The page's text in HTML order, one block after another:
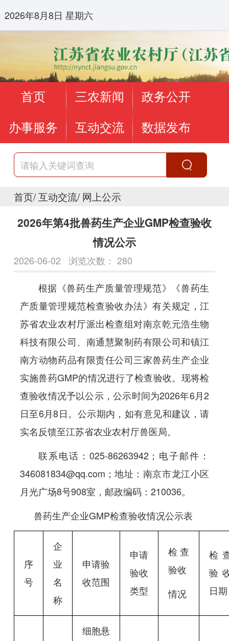
2026年8月8日 星期六
首页 三农新闻 政务公开
办事服务 互动交流 数据发布
首页/互动交流/网上公示
2026年第4批兽药生产企业GMP检查验收
情况公示
2026-06-02 浏览次数： 280
根据《兽药生产质量管理规范》《兽药生
产质量管理规范检查验收办法》有关规定，江
苏省农业农村厅派出检查组对南京乾元浩生物
科技有限公司、南通慧聚制药有限公司和镇江
南方动物药品有限责任公司三家兽药生产企业
实施兽药GMP的情况进行了检查验收。现将检
查验收情况予以公示，公示时间为2026年6月2
日至6月8日。公示期内，如有意见和建议，请
实名反馈至江苏省农业农村厅兽医局。
联系电话：025-86263942；电子邮件：
346081834@qq.com；地址：南京市龙江小区
月光广场8号908室，邮政编码：210036。
兽药生产企业GMP检查验收情况公示表
序
号
企
业
名
称
申请验
收范围
申请
验收
类型
检查
验收
情况
检
验
日期
细胞悬